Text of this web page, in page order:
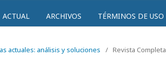
ACTUAL ARCHIVOS TÉRMINOS DE USO
actuales: análisis y soluciones / Revista Completa